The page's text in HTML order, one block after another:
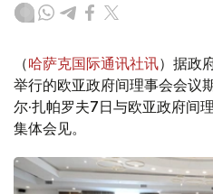
（哈萨克国际通讯社讯）据政
举行的欧亚政府间理事会会议
尔·扎帕罗夫7日与欧亚政府间
集体会见。